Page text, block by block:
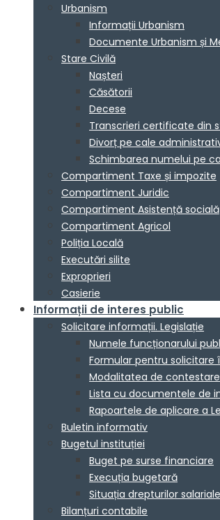
Urbanism
Informații Urbanism
Documente Urbanism și
Stare Civilă
Nașteri
Căsătorii
Decese
Transcrieri certificate din
Divorț pe cale
Schimbarea numelui pe
Compartiment Taxe și impozite
Compartiment Juridic
Compartiment Asistență socială
Compartiment Agricol
Poliția Locală
Executări silite
Exproprieri
Casierie
Informații de interes public
Solicitare informații. Legislație
Numele funcționarului
Formular pentru solicitare
Modalitatea de
Lista cu documentele de
Rapoartele de aplicare a
Buletin informativ
Bugetul instituției
Buget pe surse financiare
Execuția bugetară
Situația drepturilor salariale
Bilanțuri contabile